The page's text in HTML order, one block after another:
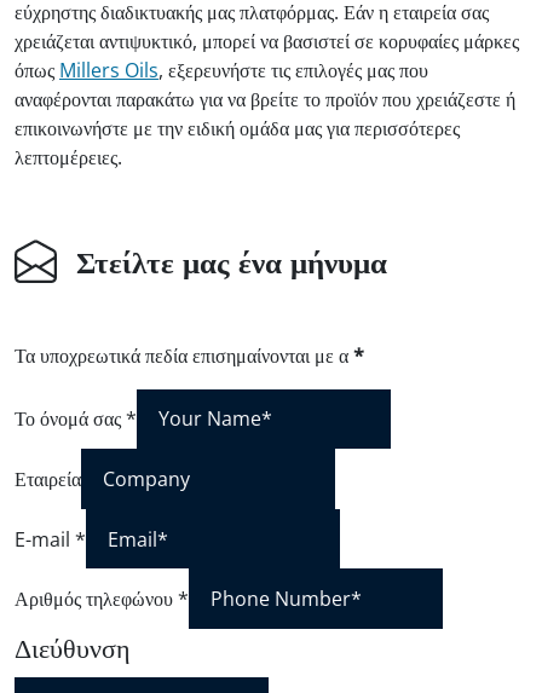
εύχρηστης διαδικτυακής μας πλατφόρμας. Εάν η εταιρεία σας
χρειάζεται αντιψυκτικό, μπορεί να βασιστεί σε κορυφαίες μάρκες
όπως Millers Oils, εξερευνήστε τις επιλογές μας που
αναφέρονται παρακάτω για να βρείτε το προϊόν που χρειάζεστε ή
επικοινωνήστε με την ειδική ομάδα μας για περισσότερες
λεπτομέρειες.
Στείλτε μας ένα μήνυμα
Τα υποχρεωτικά πεδία επισημαίνονται με α*
Το όνομά σας*
Εταιρεία
E-mail *
Αριθμός τηλεφώνου*
Διεύθυνση